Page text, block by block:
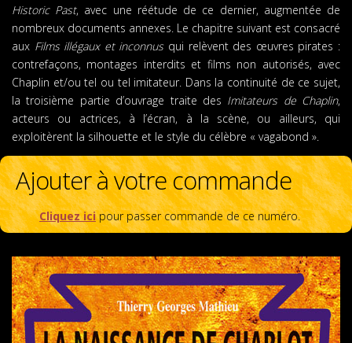
Historic Past, avec une réétude de ce dernier, augmentée de
nombreux documents annexes. Le chapitre suivant est consacré
aux Films illégaux et inconnusqui relèvent des œuvres pirates :
contrefaçons, montages interdits et films non autorisés, avec
Chaplin et/ou tel ou tel imitateur. Dans la continuité de ce sujet,
la troisième partie d’ouvrage traite des Imitateurs de Chaplin,
acteurs ou actrices, à l’écran, à la scène, ou ailleurs, qui
exploitèrent la silhouette et le style du célèbre « vagabond ».
Ajouter à votre commande
Cliquez icipour passer commande de ce numéro.